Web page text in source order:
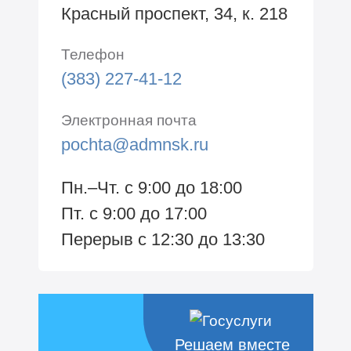
Красный проспект, 34, к. 218
Телефон
(383) 227-41-12
Электронная почта
pochta@admnsk.ru
Пн.–Чт. с 9:00 до 18:00
Пт. с 9:00 до 17:00
Перерыв с 12:30 до 13:30
Решаем вместе